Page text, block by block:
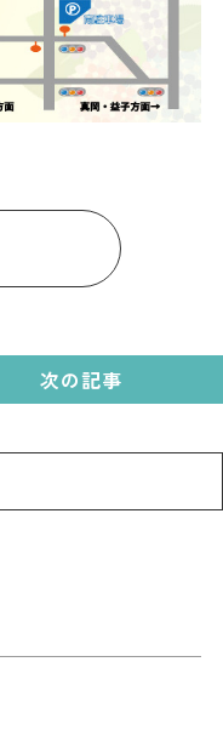
次の記事